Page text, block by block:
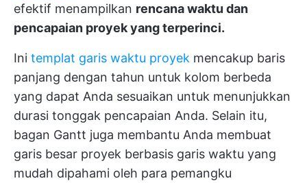
efektif menampilkan rencana waktu dan
pencapaian proyek yang terperinci.
Ini templat garis waktu proyek mencakup baris
panjang dengan tahun untuk kolom berbeda
yang dapat Anda sesuaikan untuk menunjukkan
durasi tonggak pencapaian Anda. Selain itu,
bagan Gantt juga membantu Anda membuat
garis besar proyek berbasis garis waktu yang
mudah dipahami oleh para pemangku